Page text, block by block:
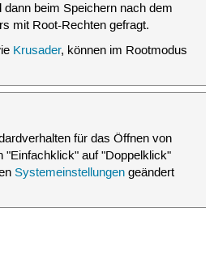
dann beim Speichern nach dem
mit Root-Rechten gefragt.
Krusader, können im Rootmodus
für das Öffnen von
"Einfachklick" auf "Doppelklick"
Systemeinstellungen geändert